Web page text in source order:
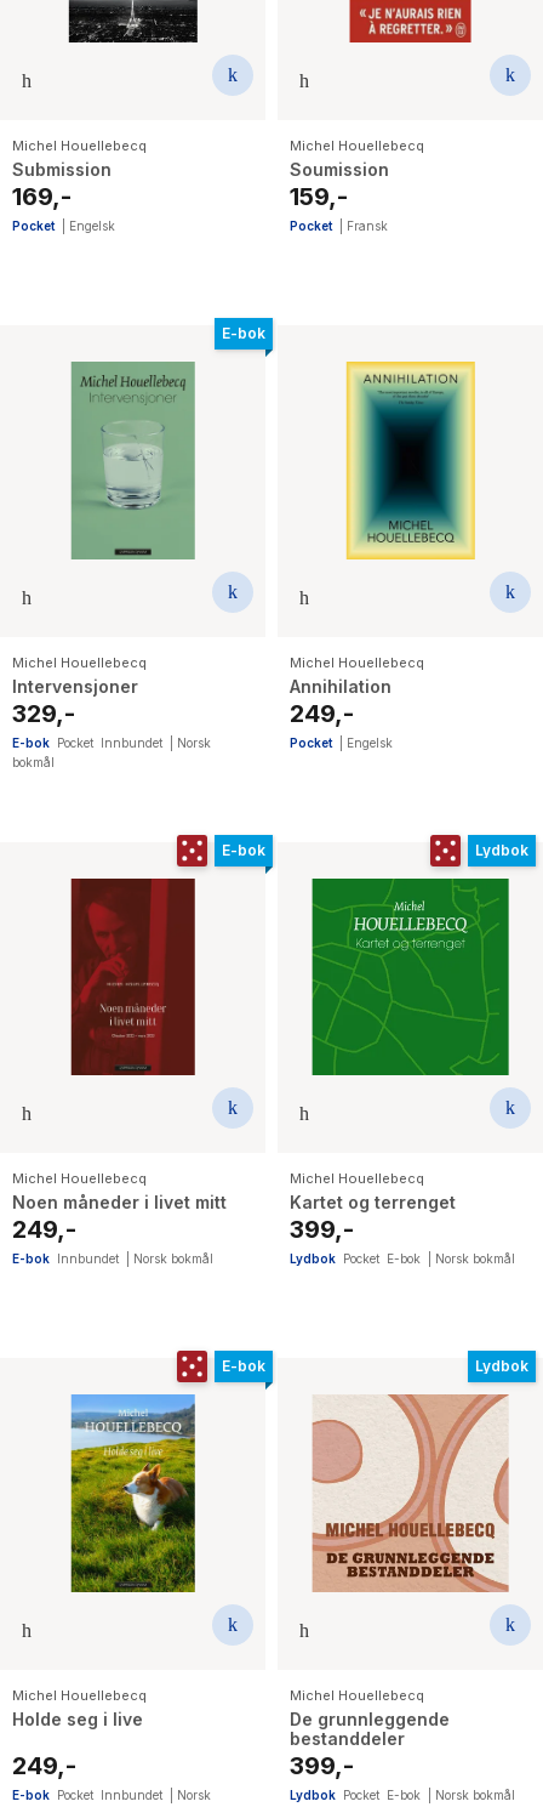
Michel Houellebecq
Submission
169,-
Pocket Engelsk
Michel Houellebecq
Soumission
159,-
Pocket Fransk
E-bok
Michel Houellebecq
Intervensjoner
329,-
E-bok Pocket Innbundet
Norsk
bokmål
Michel Houellebecq
Annihilation
249,-
Pocket Engelsk
E-bok
Michel Houellebecq
Noen måneder i livet mitt
249,-
E-bok Innbundet Norsk bokmål
Lydbok
Michel Houellebecq
Kartet og terrenget
399,-
Lydbok Pocket E-bok Norsk bokmål
E-bok
Michel Houellebecq
Holde seg i live
249,-
E-bok Pocket Innbundet
Norsk
Lydbok
Michel Houellebecq
De grunnleggende
bestanddeler
399,-
Lydbok Pocket E-bok Norsk bokmål